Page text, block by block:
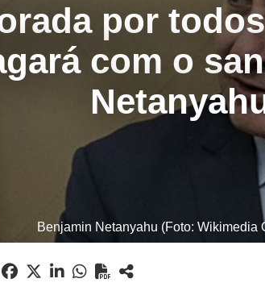
por
com o
Benjamin Netanyahu (Foto: Wikimedia